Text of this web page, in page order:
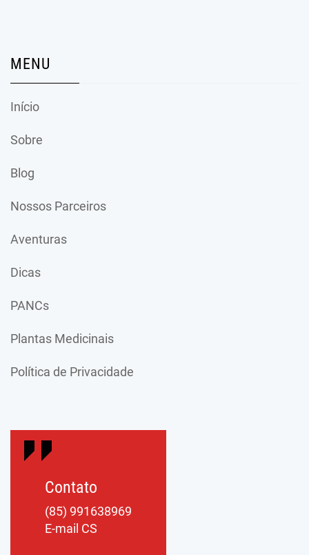
MENU
Início
Sobre
Blog
Nossos Parceiros
Aventuras
Dicas
PANCs
Plantas Medicinais
Política de Privacidade
Contato
(85) 991638969
E-mail CS